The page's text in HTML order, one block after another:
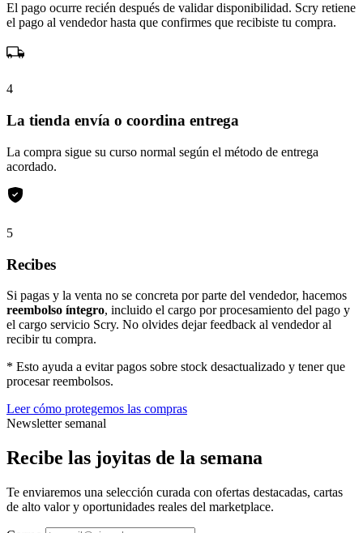
El pago ocurre recién después de validar disponibilidad. Scry retiene
el pago al vendedor hasta que confirmes que recibiste tu compra.
4
La tienda envía o coordina entrega
La compra sigue su curso normal según el método de entrega
acordado.
5
Recibes
Si pagas y la venta no se concreta por parte del vendedor, hacemos
reembolso íntegro, incluido el cargo por procesamiento del pago y
el cargo servicio Scry. No olvides dejar feedback al vendedor al
recibir tu compra.
* Esto ayuda a evitar pagos sobre stock desactualizado y tener que
procesar reembolsos.
Leer cómo protegemos las compras
Newsletter semanal
Recibe las joyitas de la semana
Te enviaremos una selección curada con ofertas destacadas, cartas
de alto valor y oportunidades reales del marketplace.